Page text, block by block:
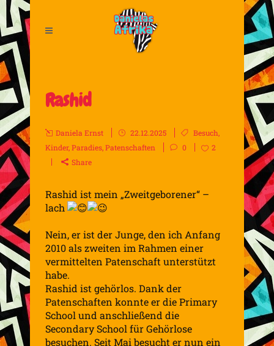
Rashid
Daniela Ernst 22.12.2025 Besuch,
Kinder,Paradies,Patenschaften 0
2
Share
Rashid ist mein „Zweitgeborener“ –
lach
Nein, er ist der Junge, den ich Anfang
2010 als zweiten im Rahmen einer
vermittelten Patenschaft unterstützt
habe.
Rashid ist gehörlos. Dank der
Patenschaften konnte er die Primary
School und anschließend die
Secondary School für Gehörlose
besuchen. Seit Mai besucht er nun ein